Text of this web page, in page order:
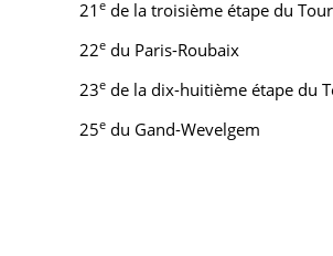
21 e de la troisième étape du
22e du Paris-Roubaix
23e de la dix-huitième étape du
25e du Gand-Wevelgem